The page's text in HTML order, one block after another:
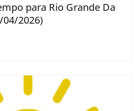
para Rio Grande Da
04/2026)